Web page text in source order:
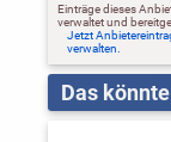
Einträge dieses
verwaltet und
Jetzt
verwalten.
Das